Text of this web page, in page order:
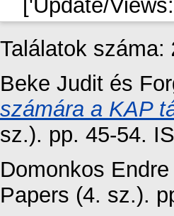
['Update/
Találatok száma:
Beke Judit és
számára a KAP
sz.). pp. 45-54.
Domonkos Endre
Papers (4. sz.).